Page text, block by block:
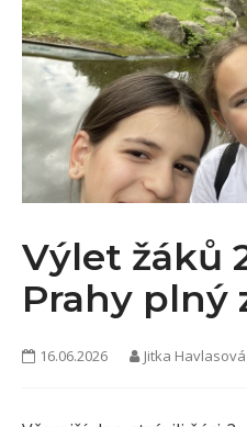
Výlet žáků
Prahy plný
16.06.2026 Jitka Havlasová